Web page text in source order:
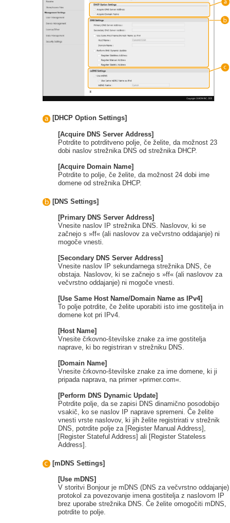
[DHCP Option Settings]
[Acquire DNS Server Address]
Potrdite to potrditveno polje, če želite, da možnost 23
dobi naslov strežnika DNS od strežnika DHCP.
[Acquire Domain Name]
Potrdite to polje, če želite, da možnost 24 dobi ime
domene od strežnika DHCP.
[DNS Settings]
[Primary DNS Server Address]
Vnesite naslov IP strežnika DNS. Naslovov, ki se
začnejo s »ff« (ali naslovov za večvrstno oddajanje) ni
mogoče vnesti.
[Secondary DNS Server Address]
Vnesite naslov IP sekundarnega strežnika DNS, če
obstaja. Naslovov, ki se začnejo s »ff« (ali naslovov za
večvrstno oddajanje) ni mogoče vnesti.
[Use Same Host Name/Domain Name as IPv4]
To polje potrdite, če želite uporabiti isto ime gostitelja in
domene kot pri IPv4.
[Host Name]
Vnesite črkovno-številske znake za ime gostitelja
naprave, ki bo registriran v strežniku DNS.
[Domain Name]
Vnesite črkovno-številske znake za ime domene, ki ji
pripada naprava, na primer »primer.com«.
[Perform DNS Dynamic Update]
Potrdite polje, da se zapisi DNS dinamično posodobijo
vsakič, ko se naslov IP naprave spremeni. Če želite
vnesti vrste naslovov, ki jih želite registrirati v strežnik
DNS, potrdite polje za [Register Manual Address],
[Register Stateful Address] ali [Register Stateless
Address].
[mDNS Settings]
[Use mDNS]
V storitvi Bonjour je mDNS (DNS za večvrstno oddajanje)
protokol za povezovanje imena gostitelja z naslovom IP
brez uporabe strežnika DNS. Če želite omogočiti mDNS,
potrdite to polje.